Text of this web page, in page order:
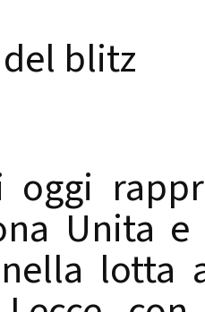
blitz
oggi
Unita
lotta